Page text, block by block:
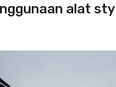
alat